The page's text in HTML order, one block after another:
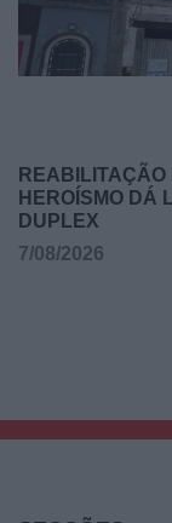
REABILITAÇÃO
HEROÍSMO DÁ
DUPLEX
7/08/2026